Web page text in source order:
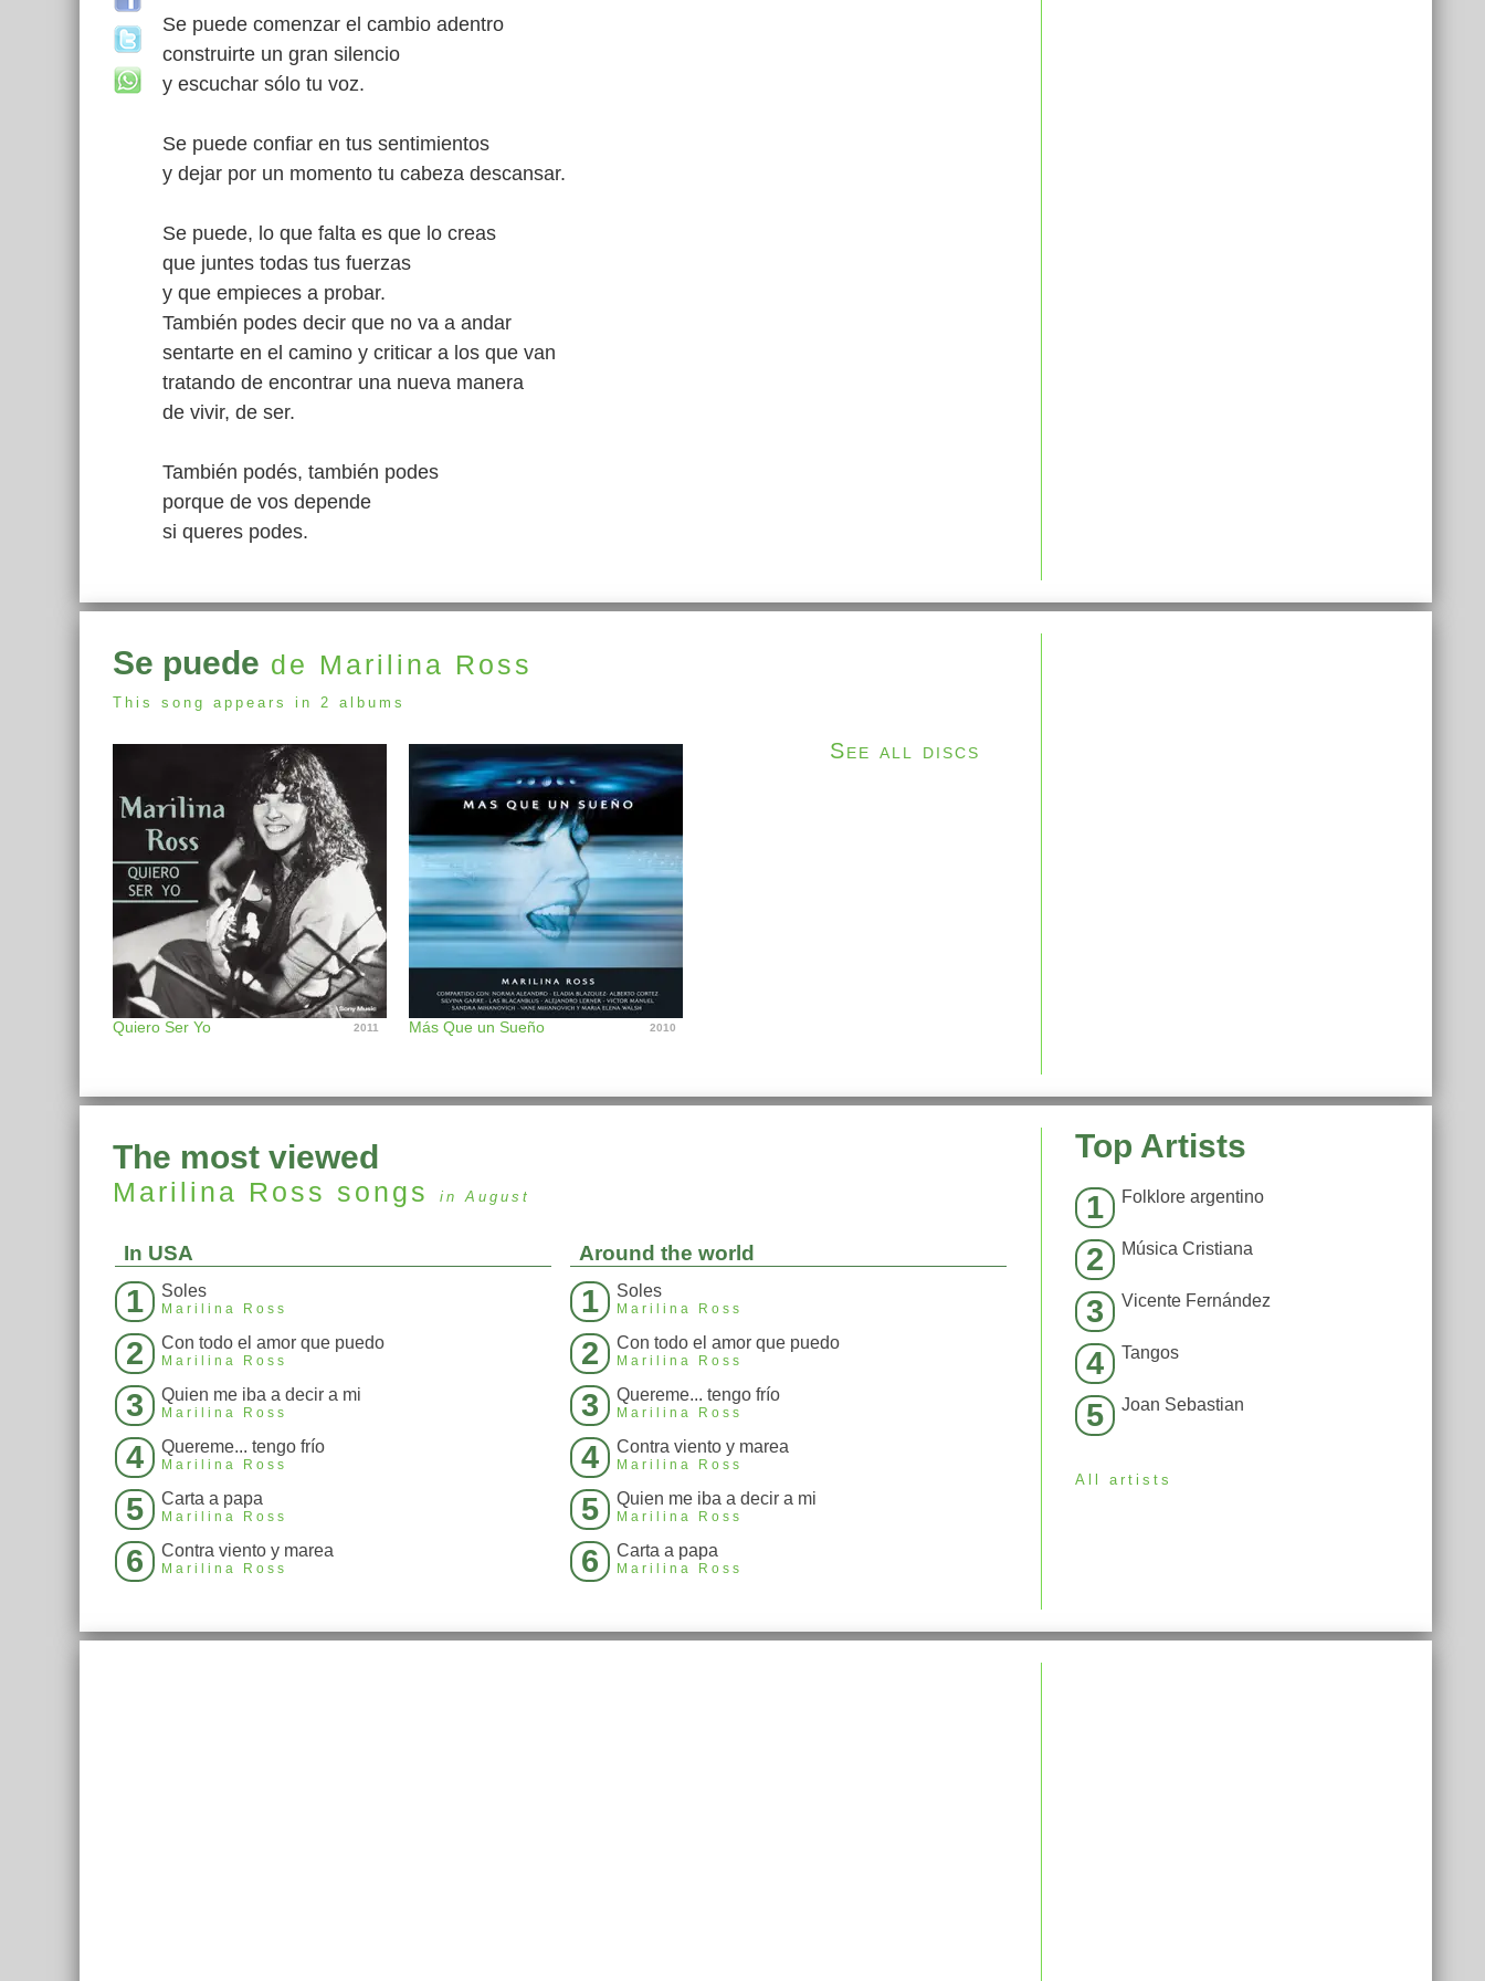
Se puede comenzar el cambio adentro
construirte un gran silencio
y escuchar sólo tu voz.
Se puede confiar en tus sentimientos
y dejar por un momento tu cabeza descansar.
Se puede, lo que falta es que lo creas
que juntes todas tus fuerzas
y que empieces a probar.
También podes decir que no va a andar
sentarte en el camino y criticar a los que van
tratando de encontrar una nueva manera
de vivir, de ser.
También podés, también podes
porque de vos depende
si queres podes.
Se puede de Marilina Ross
This song appears in 2 albums
Quiero Ser Yo 2011 Más Que un Sueño 2010
See all discs
The most viewed
Marilina Ross songs in August
In USA
1 Soles
Marilina Ross
2 Con todo el amor que puedo
Marilina Ross
3 Quien me iba a decir a mi
Marilina Ross
4 Quereme... tengo frío
Marilina Ross
5 Carta a papa
Marilina Ross
6 Contra viento y marea
Marilina Ross
Around the world
1 Soles
Marilina Ross
2 Con todo el amor que puedo
Marilina Ross
3 Quereme... tengo frío
Marilina Ross
4 Contra viento y marea
Marilina Ross
5 Quien me iba a decir a mi
Marilina Ross
6 Carta a papa
Marilina Ross
Top Artists
1 Folklore argentino
2 Música Cristiana
3 Vicente Fernández
4 Tangos
5 Joan Sebastian
All artists